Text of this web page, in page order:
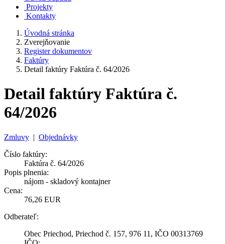
Projekty
Kontakty
Úvodná stránka
Zverejňovanie
Register dokumentov
Faktúry
Detail faktúry Faktúra č. 64/2026
Detail faktúry Faktúra č.
64/2026
Zmluvy | Objednávky
Číslo faktúry:
Faktúra č. 64/2026
Popis plnenia:
nájom - skladový kontajner
Cena:
76,26 EUR
Odberateľ:
Obec Priechod, Priechod č. 157, 976 11, IČO 00313769